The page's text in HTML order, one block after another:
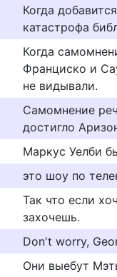
Когда
катастрофа
Когда
Франциско и
не видывали.
Самомнение
достигло
Маркус Уелби
это шоу по
Так что если
захочешь.
Don't worry,
Они выебут